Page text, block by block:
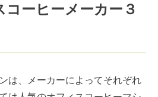
コーヒーメーカー３
は、メーカーによってそれぞれ